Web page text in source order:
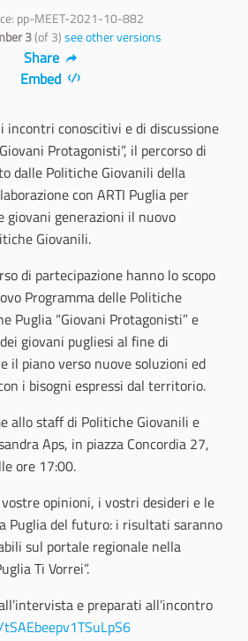
pp-MEET-2021-10-882
3(of 3)see other versions
Share
Embed
incontri conoscitivi e di discussione
Protagonisti”, il percorso di
dalle Politiche Giovanili della
con ARTI Puglia per
giovani generazioni il nuovo
Giovanili.
di partecipazione hanno lo scopo
Programma delle Politiche
Puglia “Giovani Protagonisti” e
giovani pugliesi al fine di
il piano verso nuove soluzioni ed
i bisogni espressi dal territorio.
allo staff di Politiche Giovanili e
Aps, in piazza Concordia 27,
ore 17:00.
opinioni, i vostri desideri e le
Puglia del futuro: i risultati saranno
sul portale regionale nella
Ti Vorrei”.
e preparati all’incontro